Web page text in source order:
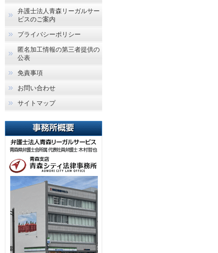
弁護士法人青森リーガルサー
ビスのご案内
プライバシーポリシー
匿名加工情報の第三者提供の
公表
免責事項
お問い合わせ
サイトマップ